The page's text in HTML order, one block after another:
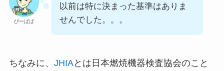
ぴーぱぱ
以前は特に決まった基準はありま
せんでした。。。
ちなみに、 JHIAとは日本燃焼機器検査協会のこと